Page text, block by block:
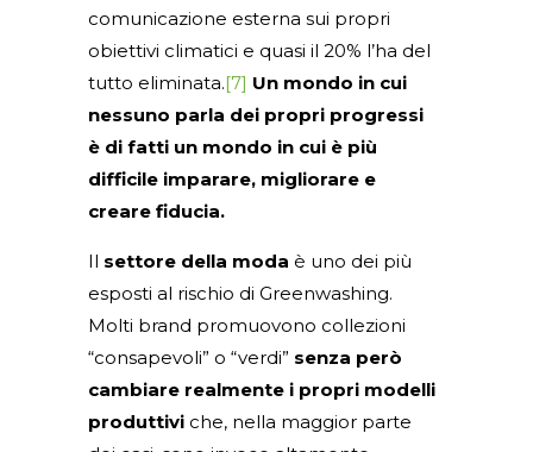
comunicazione esterna sui propri
obiettivi climatici e quasi il 20% l’ha del
tutto eliminata.[7] Un mondo in cui
nessuno parla dei propri progressi
è di fatti un mondo in cui è più
difficile imparare, migliorare e
creare fiducia.
Il settore della moda è uno dei più
esposti al rischio di Greenwashing.
Molti brand promuovono collezioni
“consapevoli” o “verdi” senza però
cambiare realmente i propri modelli
produttivi che, nella maggior parte